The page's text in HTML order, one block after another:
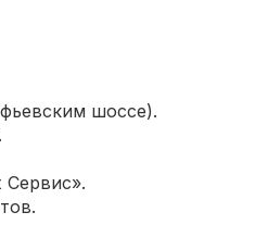
шоссе).
Сервис».